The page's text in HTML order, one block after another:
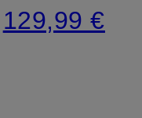
129,99 €